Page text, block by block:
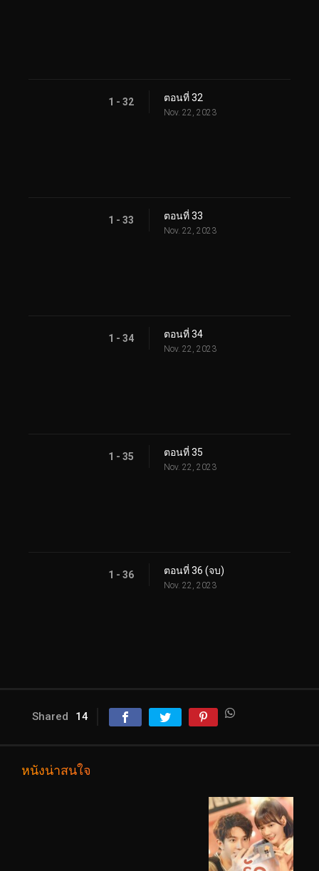
1 - 32 ตอนที่ 32
Nov. 22, 2023
1 - 33 ตอนที่ 33
Nov. 22, 2023
1 - 34 ตอนที่ 34
Nov. 22, 2023
1 - 35 ตอนที่ 35
Nov. 22, 2023
1 - 36 ตอนที่ 36 (จบ)
Nov. 22, 2023
Shared 14
หนังน่าสนใจ